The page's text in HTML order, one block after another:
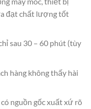
đạt chất lượng tốt
sau 30 – 60 phút (tùy
hàng không thấy hài
nguồn gốc xuất xứ rõ